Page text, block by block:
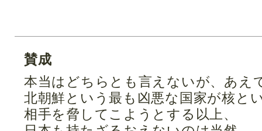
賛成
本当はどちらとも言えないが、あえ
北朝鮮という最も凶悪な国家が核と
相手を脅してこようとする以上、